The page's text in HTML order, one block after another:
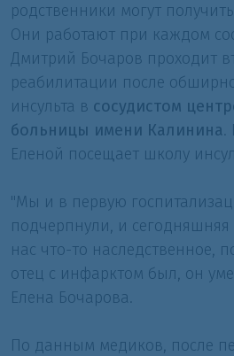
родственники могут
Они работают при каждом
Дмитрий Бочаров проходит
реабилитации после
инсульта в сосудистом
больницы имени Калинина.
Еленой посещает школу
"Мы и в первую
подчерпнули, и сегодняшняя
нас что-то наследственное,
отец с инфарктом был, он
Елена Бочарова.
По данным медиков, после